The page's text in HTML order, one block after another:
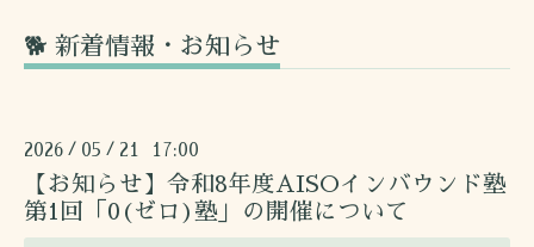
🐕 新着情報・お知らせ
2026 / 05 / 21 17:00
【お知らせ】令和8年度AISOインバウンド塾
第1回「0(ゼロ)塾」の開催について